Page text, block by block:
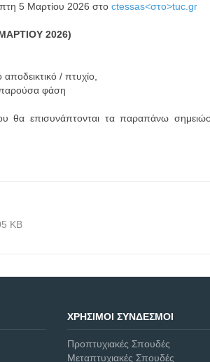
5 Μαρτίου 2026 στο ctessas<στο>tuc.gr
2026)
/ πτυχίο,
παρούσα φάση
θα επισυνάπτονται τα παραπάνω
KB
ΧΡΉΣΙΜΟΙ ΣΎΝΔΕΣΜΟΙ
Προπτυχιακές Σπουδές
Μεταπτυχιακές Σπουδές